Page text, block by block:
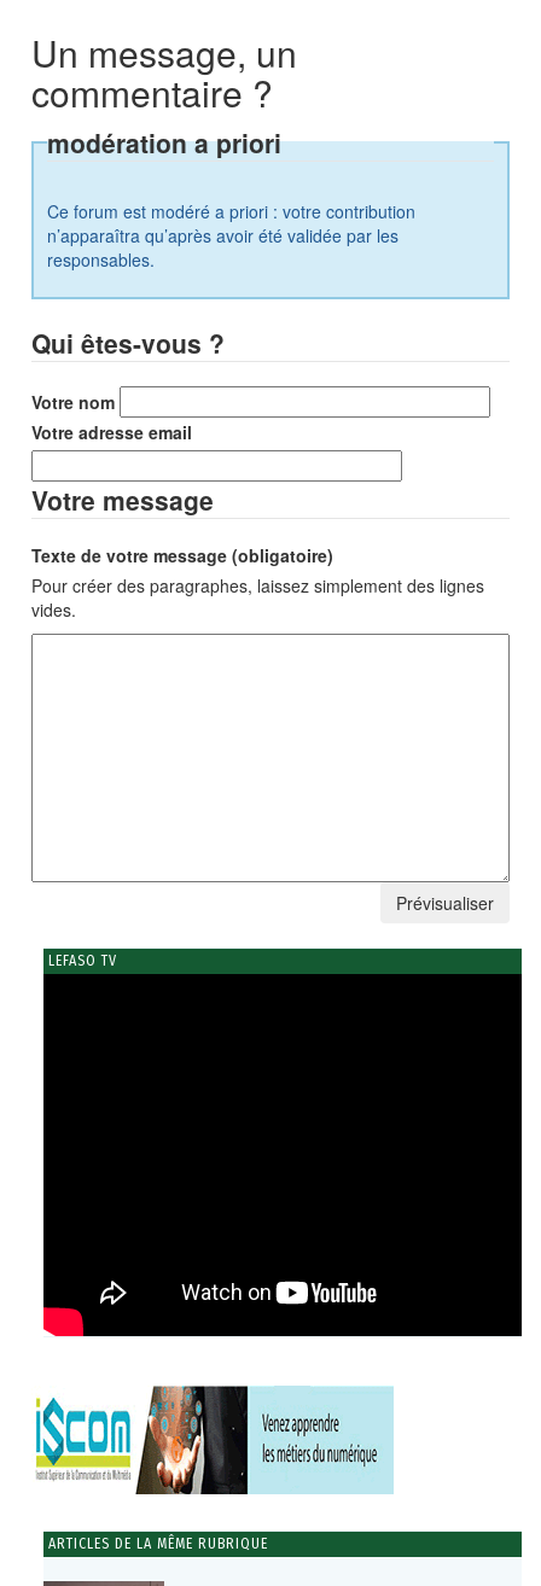
Un message, un
commentaire ?
modération a priori
Ce forum est modéré a priori : votre contribution
n’apparaîtra qu’après avoir été validée par les
responsables.
Qui êtes-vous ?
Votre nom
Votre adresse email
Votre message
Texte de votre message (obligatoire)
Pour créer des paragraphes, laissez simplement des lignes
vides.
LEFASO TV
ARTICLES DE LA MÊME RUBRIQUE